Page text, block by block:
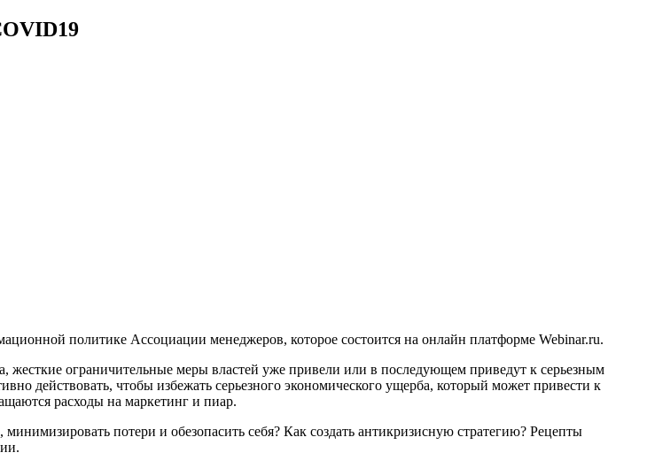
политике Ассоциации менеджеров, которое состоится на онлайн платформе Webinar.ru.
жесткие ограничительные меры властей уже привели или в последующем приведут к серьезным
действовать, чтобы избежать серьезного экономического ущерба, который может привести к
расходы на маркетинг и пиар.
потери и обезопасить себя? Как создать антикризисную стратегию? Рецепты